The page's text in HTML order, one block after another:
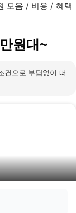
원대~
건으로 부담없이 떠